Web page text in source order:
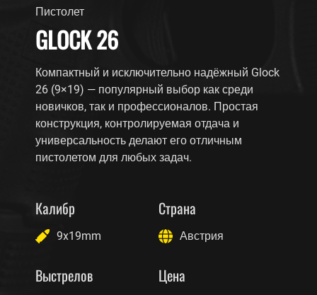
Пистолет
GLOCK 26
Компактный и исключительно надёжный Glock
26 (9×19) — популярный выбор как среди
новичков, так и профессионалов. Простая
конструкция, контролируемая отдача и
универсальность делают его отличным
пистолетом для любых задач.
Калибр
9x19mm
Страна
Австрия
Выстрелов Цена